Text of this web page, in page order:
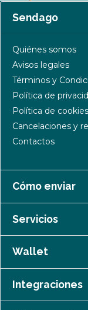
Sendago
Quiénes somos
Avisos legales
Términos y
Política de
Política de cookies
Cancelaciones y
Contactos
Cómo enviar
Servicios
Wallet
Integraciones